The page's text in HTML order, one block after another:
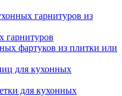
гарнитуров из
гарнитуров
фартуков из плитки или
для кухонных
для кухонных